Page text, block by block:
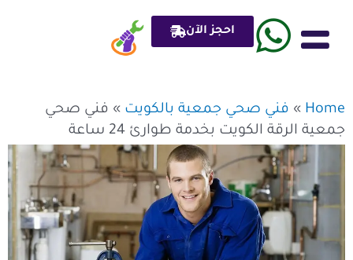
المحتوى
احجز الآن
Home
» فني صحي جمعية بالكويت » فني صحي
جمعية الرقة الكويت بخدمة طوارئ 24 ساعة